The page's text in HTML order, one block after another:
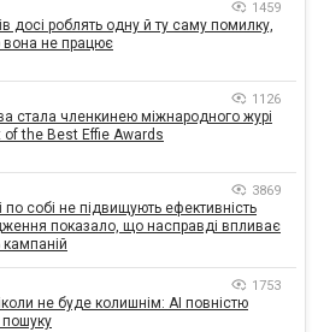
1459
досі роблять одну й ту саму помилку,
не працює
1126
стала членкинею міжнародного журі
of the Best Effie Awards
3869
по собі не підвищують ефективність
показало, що насправді впливає
кампаній
1753
не буде колишнім: AI повністю